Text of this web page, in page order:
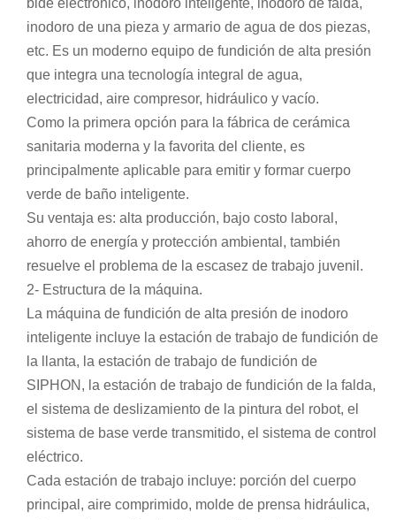
bidé electrónico, inodoro inteligente, inodoro de falda,
inodoro de una pieza y armario de agua de dos piezas,
etc. Es un moderno equipo de fundición de alta presión
que integra una tecnología integral de agua,
electricidad, aire compresor, hidráulico y vacío.
Como la primera opción para la fábrica de cerámica
sanitaria moderna y la favorita del cliente, es
principalmente aplicable para emitir y formar cuerpo
verde de baño inteligente.
Su ventaja es: alta producción, bajo costo laboral,
ahorro de energía y protección ambiental, también
resuelve el problema de la escasez de trabajo juvenil.
2- Estructura de la máquina.
La máquina de fundición de alta presión de inodoro
inteligente incluye la estación de trabajo de fundición de
la llanta, la estación de trabajo de fundición de
SIPHON, la estación de trabajo de fundición de la falda,
el sistema de deslizamiento de la pintura del robot, el
sistema de base verde transmitido, el sistema de control
eléctrico.
Cada estación de trabajo incluye: porción del cuerpo
principal, aire comprimido, molde de prensa hidráulica,